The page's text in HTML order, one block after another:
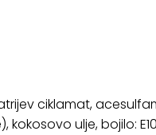
ciklamat,
kokosovo ulje, bojilo: